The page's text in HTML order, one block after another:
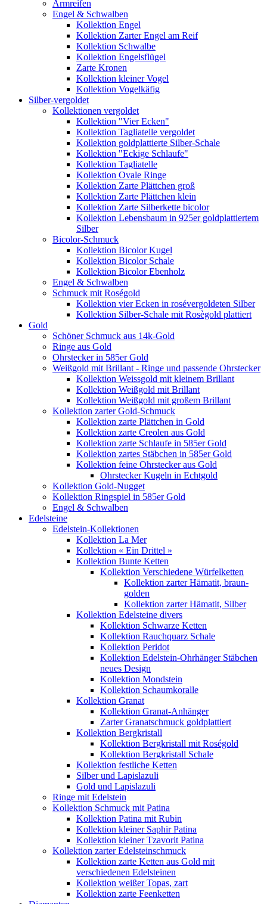
Armreifen
Engel & Schwalben
Kollektion Engel
Kollektion Zarter Engel am Reif
Kollektion Schwalbe
Kollektion Engelsflügel
Zarte Kronen
Kollektion kleiner Vogel
Kollektion Vogelkäfig
Silber-vergoldet
Kollektionen vergoldet
Kollektion "Vier Ecken"
Kollektion Tagliatelle vergoldet
Kollektion goldplattierte Silber-Schale
Kollektion "Eckige Schlaufe"
Kollektion Tagliatelle
Kollektion Ovale Ringe
Kollektion Zarte Plättchen groß
Kollektion Zarte Plättchen klein
Kollektion Zarte Silberkette bicolor
Kollektion Lebensbaum in 925er goldplattiertem
Silber
Bicolor-Schmuck
Kollektion Bicolor Kugel
Kollektion Bicolor Schale
Kollektion Bicolor Ebenholz
Engel & Schwalben
Schmuck mit Roségold
Kollektion vier Ecken in rosévergoldeten Silber
Kollektion Silber-Schale mit Rosègold plattiert
Gold
Schöner Schmuck aus 14k-Gold
Ringe aus Gold
Ohrstecker in 585er Gold
Weißgold mit Brillant - Ringe und passende Ohrstecker
Kollektion Weissgold mit kleinem Brillant
Kollektion Weißgold mit Brillant
Kollektion Weißgold mit großem Brillant
Kollektion zarter Gold-Schmuck
Kollektion zarte Plättchen in Gold
Kollektion zarte Creolen aus Gold
Kollektion zarte Schlaufe in 585er Gold
Kollektion zartes Stäbchen in 585er Gold
Kollektion feine Ohrstecker aus Gold
Ohrstecker Kugeln in Echtgold
Kollektion Gold-Nugget
Kollektion Ringspiel in 585er Gold
Engel & Schwalben
Edelsteine
Edelstein-Kollektionen
Kollektion La Mer
Kollektion « Ein Drittel »
Kollektion Bunte Ketten
Kollektion Verschiedene Würfelketten
Kollektion zarter Hämatit, braun-
golden
Kollektion zarter Hämatit, Silber
Kollektion Edelsteine divers
Kollektion Schwarze Ketten
Kollektion Rauchquarz Schale
Kollektion Peridot
Kollektion Edelstein-Ohrhänger Stäbchen
neues Design
Kollektion Mondstein
Kollektion Schaumkoralle
Kollektion Granat
Kollektion Granat-Anhänger
Zarter Granatschmuck goldplattiert
Kollektion Bergkristall
Kollektion Bergkristall mit Roségold
Kollektion Bergkristall Schale
Kollektion festliche Ketten
Silber und Lapislazuli
Gold und Lapislazuli
Ringe mit Edelstein
Kollektion Schmuck mit Patina
Kollektion Patina mit Rubin
Kollektion kleiner Saphir Patina
Kollektion kleiner Tzavorit Patina
Kollektion zarter Edelsteinschmuck
Kollektion zarte Ketten aus Gold mit
verschiedenen Edelsteinen
Kollektion weißer Topas, zart
Kollektion zarte Feenketten